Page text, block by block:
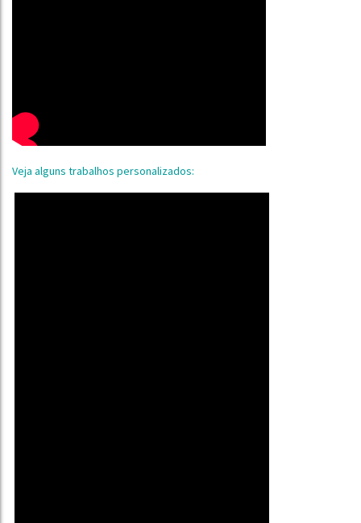
Veja alguns trabalhos personalizados: